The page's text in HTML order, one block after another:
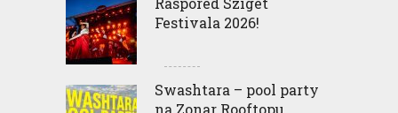
Festivala 2026!
Swashtara – pool party
na Zonar Rooftopu